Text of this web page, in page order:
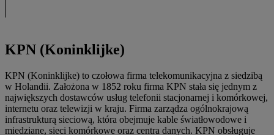
KPN (Koninklijke)
KPN (Koninklijke) to czołowa firma telekomunikacyjna z siedzibą
w Holandii. Założona w 1852 roku firma KPN stała się jednym z
największych dostawców usług telefonii stacjonarnej i komórkowej,
internetu oraz telewizji w kraju. Firma zarządza ogólnokrajową
infrastrukturą sieciową, która obejmuje kable światłowodowe i
miedziane, sieci komórkowe oraz centra danych. KPN obsługuje